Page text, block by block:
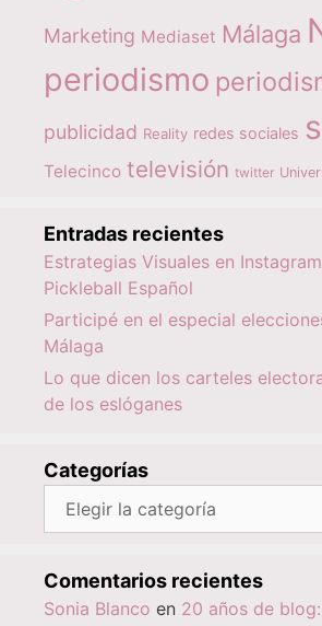
Marketing Mediaset Málaga
periodismo
publicidad Reality redes sociales
Telecinco televisión twitter
Entradas recientes
Estrategias Visuales en
Pickleball Español
Participé en el especial
Málaga
Lo que dicen los carteles
de los eslóganes
Categorías
Categorías
Comentarios recientes
Sonia Blanco en 20 años de